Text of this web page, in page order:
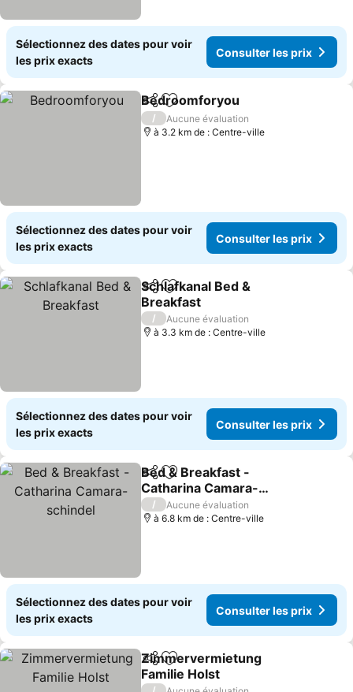
Sélectionnez des dates pour voir
les prix exacts
Consulter les prix
PartagerAjouter à mes favoris
Bedroomforyou
/
Aucune évaluation
à 3.2 km de : Centre-ville
Sélectionnez des dates pour voir
les prix exacts
Consulter les prix
PartagerAjouter à mes favoris
Schlafkanal Bed &
Breakfast
Consulter les prix
/
Aucune évaluation
à 3.3 km de : Centre-ville
Sélectionnez des dates pour voir
les prix exacts
Consulter les prix
PartagerAjouter à mes favoris
Bed & Breakfast -
Catharina Camara-
schindel
Consulter les prix
/
Aucune évaluation
à 6.8 km de : Centre-ville
Sélectionnez des dates pour voir
les prix exacts
Consulter les prix
PartagerAjouter à mes favoris
Zimmervermietung
Familie Holst